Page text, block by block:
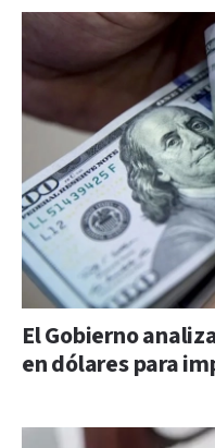
El Gobierno
en dólares para